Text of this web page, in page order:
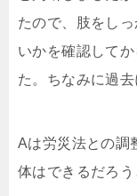
たので、肢をし
いかを確認して
た。ちなみに過
Aは労災法との調
体はできるだろう